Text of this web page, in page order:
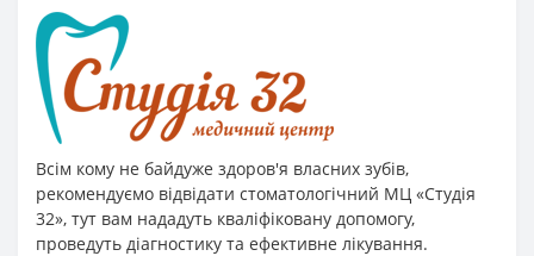
Всім кому не байдуже здоров'я власних зубів,
рекомендуємо відвідати стоматологічний МЦ «Студія
32», тут вам нададуть кваліфіковану допомогу,
проведуть діагностику та ефективне лікування.